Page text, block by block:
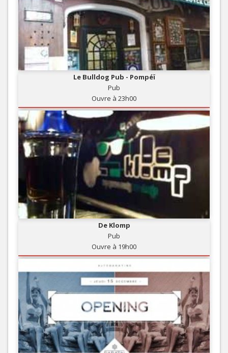
Le Bulldog Pub - Pompéï
Pub
Ouvre à 23h00
De Klomp
Pub
Ouvre à 19h00